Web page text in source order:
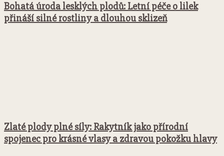
Bohatá úroda lesklých plodů: Letní péče o lilek
přináší silné rostliny a dlouhou sklizeň
Zlaté plody plné síly: Rakytník jako přírodní
spojenec pro krásné vlasy a zdravou pokožku hlavy